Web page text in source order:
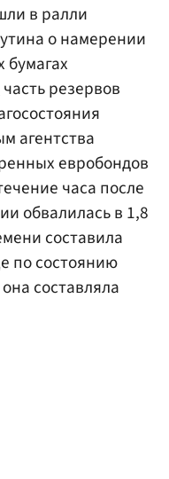
в ралли
о намерении
бумагах
часть резервов
агентства
евробондов
часа после
обвалилась в 1,8
составила
по состоянию
составляла